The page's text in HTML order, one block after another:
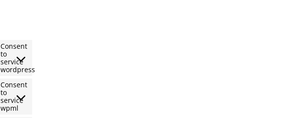
Consent
to
service
wordpress
Consent
to
service
wpml